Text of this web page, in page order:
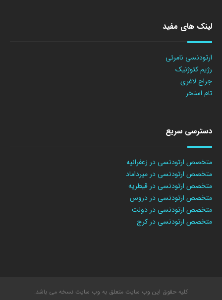
لینک های مفید
ارتودنسی نامرئی
رژیم کتوژنیک
جراح لاغری
تام استخر
دسترسی سریع
متخصص ارتودنسی در زعفرانیه
متخصص ارتودنسی در میرداماد
متخصص ارتودنسی در قیطریه
متخصص ارتودنسی در دروس
متخصص ارتودنسی در دولت
متخصص ارتودنسی در کرج
کلیه حقوق این وب سایت متعلق به وب سایت نسخه می باشد.